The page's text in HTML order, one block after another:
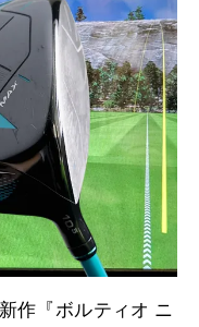
作『ボルティオ ニ